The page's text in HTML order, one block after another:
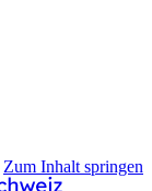
Zum Inhalt springen